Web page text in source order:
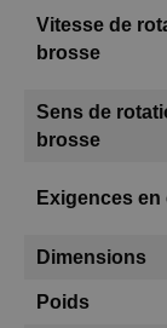
Vitesse de
brosse
Sens de
brosse
Exigences en
Dimensions
Poids